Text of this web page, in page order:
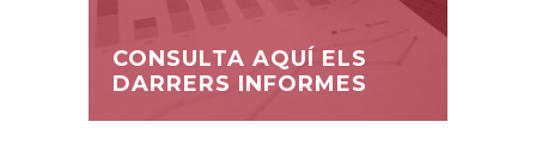
CONSULTA AQUÍ ELS
DARRERS INFORMES